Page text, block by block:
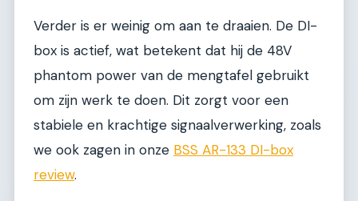
Verder is er weinig om aan te draaien. De DI-
box is actief, wat betekent dat hij de 48V
phantom power van de mengtafel gebruikt
om zijn werk te doen. Dit zorgt voor een
stabiele en krachtige signaalverwerking, zoals
we ook zagen in onze BSS AR-133 DI-box
review.